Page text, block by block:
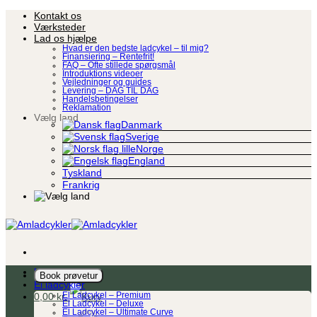
Fortsæt
indhold
Kontakt os
Værksteder
Lad os hjælpe
Hvad er den bedste ladcykel – til mig?
Finansiering – Rentefrit!
FAQ – Ofte stillede spørgsmål
Introduktions videoer
Vejledninger og guides
Levering – DAG TIL DAG
Handelsbetingelser
Reklamation
Vælg land
Danmark
Sverige
Norge
England
Tyskland
Frankrig
Book prøvetur
0,00kr.
Ladcykel
El ladcykler
El Ladcykel – Premium
El Ladcykel – Deluxe
El Ladcykel – Ultimate Curve